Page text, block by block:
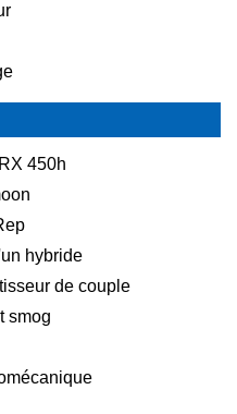
450h
hybride
de couple
smog